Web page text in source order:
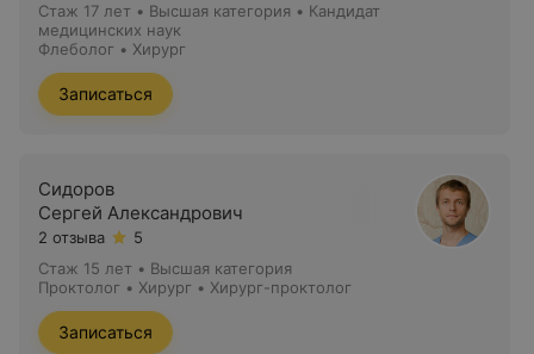
Стаж 17 лет • Высшая категория • Кандидат
медицинских наук
Флеболог • Хирург
Записаться
Сидоров
Сергей Александрович
2 отзыва
5
Стаж 15 лет • Высшая категория
Проктолог • Хирург • Хирург-проктолог
Записаться